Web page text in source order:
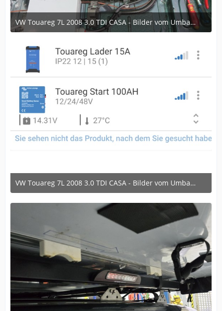
VW Touareg 7L 2008 3.0 TDI CASA - Bilder vom Umbau im laufe der Zeit
6. Dezember 2024 um 16:35
VW Touareg 7L 2008 3.0 TDI CASA - Bilder vom Umbau im laufe der Zeit
6. Dezember 2024 um 16:35